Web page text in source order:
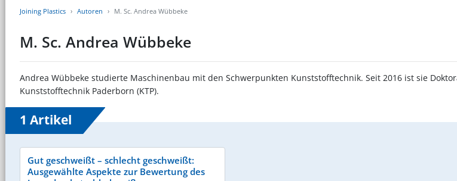
Joining Plastics Autoren M. Sc. Andrea Wübbeke
M. Sc. Andrea Wübbeke
Andrea Wübbeke studierte Maschinenbau mit den Schwerpunkten Kunststofftechnik. Seit 2016 ist sie
Kunststofftechnik Paderborn (KTP).
1 Artikel
Gut geschweißt – schlecht geschweißt:
Ausgewählte Aspekte zur Bewertung des